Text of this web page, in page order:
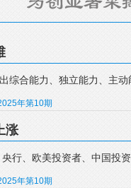
综合能力、独立能力、主
年第10期
涨
行、欧美投资者、中国投
年第10期